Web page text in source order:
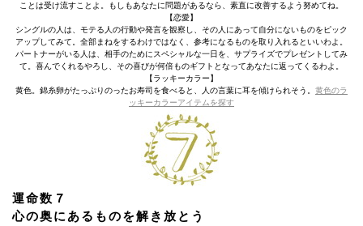
ことは受け流すことよ。もしもあなたに問題があるなら、素直に改善するよう努めてね。
【恋愛】
シングルの人は、モテる人の行動や発言を観察し、その人にあって自分にないものをピック
アップしてみて。全部まねをするわけではなく、参考になるものを取り入れるといいわよ。
パートナーがいる人は、相手のためにスペシャルな一日を、サプライズでプレゼントしてみ
て。喜んでくれるやろし、その喜びが何倍ものギフトとなってあなたに返ってくるわよ。
【ラッキーカラー】
黄色。錦糸卵がたっぷりのったお寿司を食べると、人の言葉に耳を傾けられそう。 黄色のラ
ッキーカラーアイテムを探す
運命数７
心の奥にあるものを解き放とう